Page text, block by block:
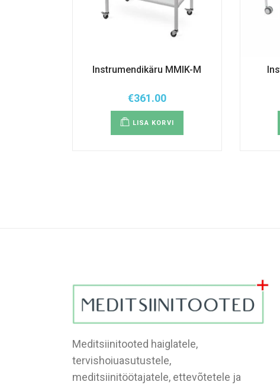
Instrumendikäru MMIK-M
€361.00
LISA KORVI
Meditsiinitooted haiglatele,
tervishoiuasutustele,
meditsiinitöötajatele, ettevõtetele ja